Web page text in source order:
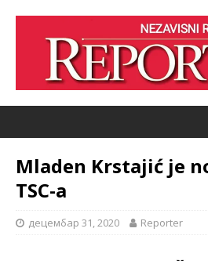
Mladen Krstajić je
TSC-a
децембар 31, 2020 Reporter